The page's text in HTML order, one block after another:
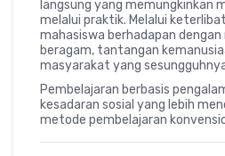
langsung yang memungkinkan
melalui praktik. Melalui
mahasiswa berhadapan
beragam, tantangan
masyarakat yang
Pembelajaran berbasis
kesadaran sosial yang lebih
metode pembelajaran